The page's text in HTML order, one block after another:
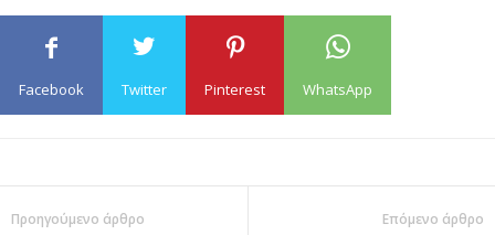
Facebook Twitter Pinterest WhatsApp
Προηγούμενο άρθρο Επόμενο άρθρο